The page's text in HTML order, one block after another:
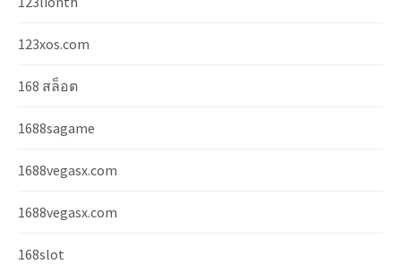
123xos.com
168 สล็อต
1688sagame
1688vegasx.com
1688vegasx.com
168slot